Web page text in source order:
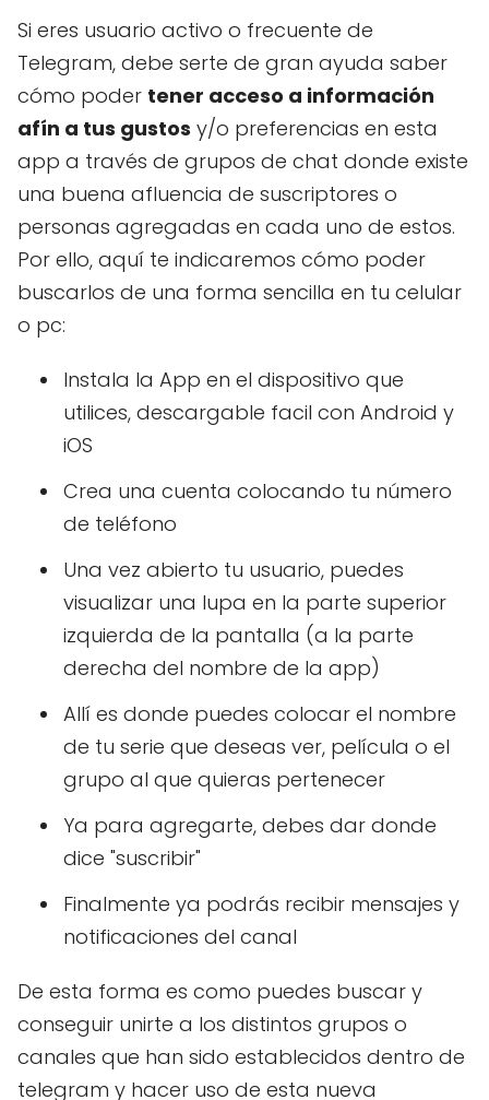
Si eres usuario activo o frecuente de
Telegram, debe serte de gran ayuda saber
cómo poder tener acceso a información
afín a tus gustos y/o preferencias en esta
app a través de grupos de chat donde existe
una buena afluencia de suscriptores o
personas agregadas en cada uno de estos.
Por ello, aquí te indicaremos cómo poder
buscarlos de una forma sencilla en tu celular
o pc:
Instala la App en el dispositivo que
utilices, descargable facil con Android y
iOS
Crea una cuenta colocando tu número
de teléfono
Una vez abierto tu usuario, puedes
visualizar una lupa en la parte superior
izquierda de la pantalla (a la parte
derecha del nombre de la app)
Allí es donde puedes colocar el nombre
de tu serie que deseas ver, película o el
grupo al que quieras pertenecer
Ya para agregarte, debes dar donde
dice "suscribir"
Finalmente ya podrás recibir mensajes y
notificaciones del canal
De esta forma es como puedes buscar y
conseguir unirte a los distintos grupos o
canales que han sido establecidos dentro de
telegram y hacer uso de esta nueva